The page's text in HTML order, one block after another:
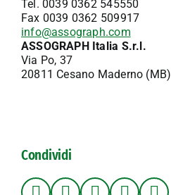
Tel. 0039 0362 545550
Fax 0039 0362 509917
info@assograph.com
ASSOGRAPH Italia S.r.l.
Via Po, 37
20811 Cesano Maderno (MB)
Condividi